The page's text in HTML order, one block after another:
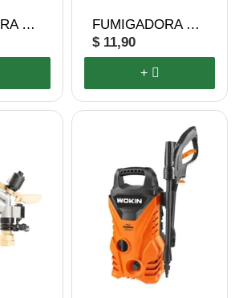
FUMIGADORA MANUAL 20L PREMIUM
FUMIGADORA MANUAL 8L
$ 11,90
+